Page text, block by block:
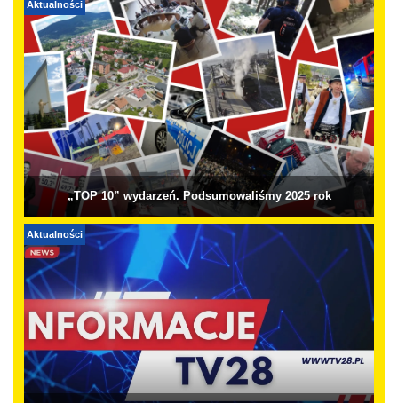
Aktualności
„TOP 10” wydarzeń. Podsumowaliśmy 2025 rok
Aktualności